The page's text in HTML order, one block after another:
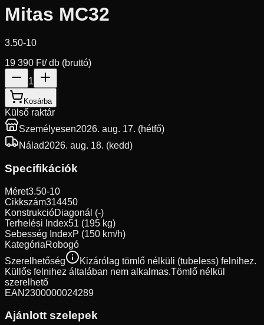
Mitas MC32
3.50-10
19 390 Ft/ db (bruttó)
1
Kosárba
Külső raktár
Személyesen2026. aug. 17. (hétfő)
Nálad2026. aug. 18. (kedd)
Specifikációk
Méret3.50-10
Cikkszám314450
KonstrukcióDiagonál (-)
Terhelési Index51 (195 kg)
Sebesség IndexP (150 km/h)
KategóriaRobogó
Szerelhetőség
Kizárólag tömlő nélküli (tubeless) felnihez.
Küllős felnihez általában nem alkalmas.Tömlő nélkül
szerelhető
EAN 2300000024289
Ajánlott szelepek